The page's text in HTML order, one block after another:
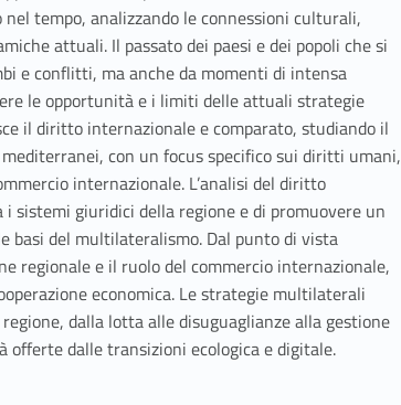
tempo, analizzando le connessioni culturali,
attuali. Il passato dei paesi e dei popoli che si
e conflitti, ma anche da momenti di intensa
le opportunità e i limiti delle attuali strategie
il diritto internazionale e comparato, studiando il
con un focus specifico sui diritti umani,
internazionale. L’analisi del diritto
sistemi giuridici della regione e di promuovere un
basi del multilateralismo. Dal punto di vista
regionale e il ruolo del commercio internazionale,
economica. Le strategie multilaterali
dalla lotta alle disuguaglianze alla gestione
dalle transizioni ecologica e digitale.